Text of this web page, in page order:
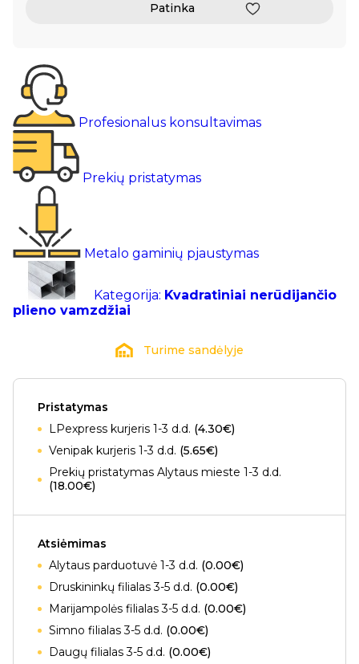
Patinka
Profesionalus konsultavimas
Prekių pristatymas
Metalo gaminių pjaustymas
Kategorija: Kvadratiniai nerūdijančio
plieno vamzdžiai
Turime sandėlyje
Pristatymas
LPexpress kurjeris 1-3 d.d. (4.30€)
Venipak kurjeris 1-3 d.d. (5.65€)
Prekių pristatymas Alytaus mieste 1-3 d.d.
(18.00€)
Atsiėmimas
Alytaus parduotuvė 1-3 d.d. (0.00€)
Druskininkų filialas 3-5 d.d. (0.00€)
Marijampolės filialas 3-5 d.d. (0.00€)
Simno filialas 3-5 d.d. (0.00€)
Daugų filialas 3-5 d.d. (0.00€)